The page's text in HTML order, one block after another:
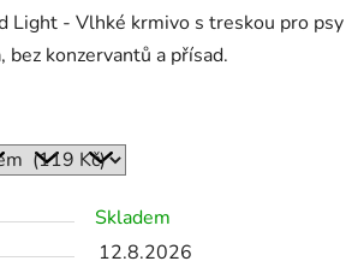
Light - Vlhké krmivo s treskou pro
bez konzervantů a přísad.
Skladem
12.8.2026